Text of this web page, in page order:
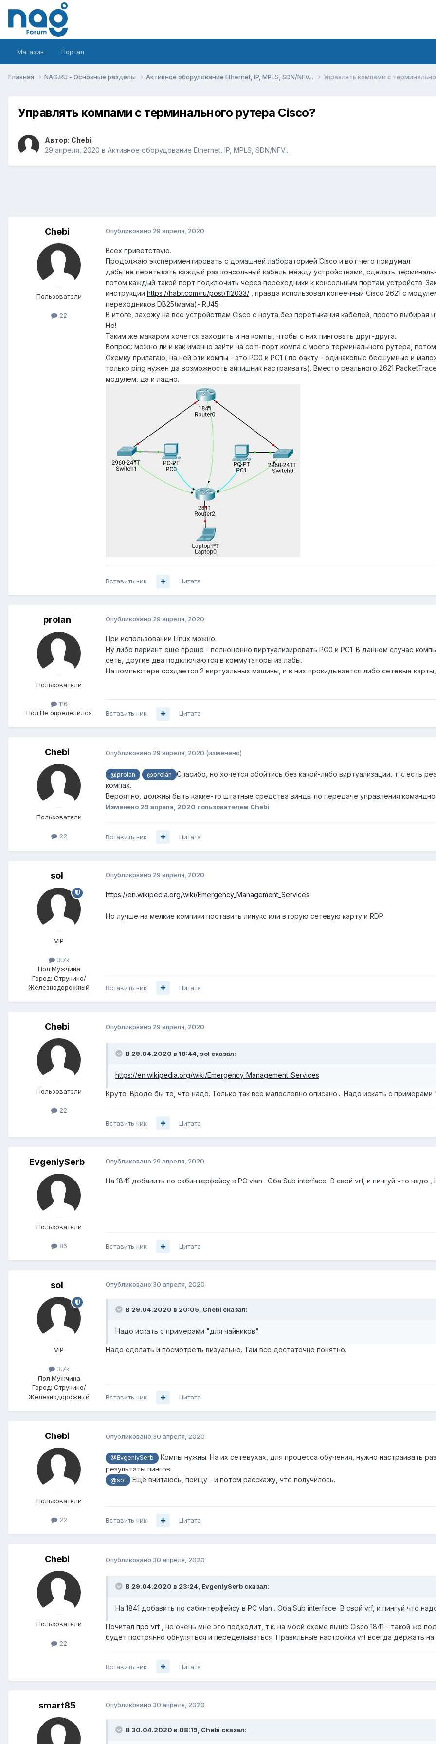
Магазин Портал
Главная NAG.RU - Основные разделы Активное оборудование Ethernet, IP, MPLS, SDN/NFV... Управлять компами с
Управлять компами с терминального рутера Cisco?
Автор: Chebi
29 апреля, 2020 в Активное оборудование Ethernet, IP, MPLS, SDN/NFV...
Chebi
Пользователи
22
Опубликовано 29 апреля, 2020
Всех приветствую.
Продолжаю экспериментировать с домашней лабораторией Cisco и вот чего придумал:
дабы не перетыкать каждый раз консольный кабель между устройствами, сделать
потом каждый такой порт подключить через переходники к консольным портам устройств.
инструкции https://habr.com/ru/post/112033/ , правда использовал копеечный Cisco 2621 с
переходников DB25(мама)- RJ45.
В итоге, захожу на все устройствам Cisco с ноута без перетыкания кабелей, просто выбирая
Но!
Таким же макаром хочется заходить и на компы, чтобы с них пинговать друг-друга.
Вопрос: можно ли и как именно зайти на com-порт компа с моего терминального рутера,
Схемку прилагаю, на ней эти компы - это PC0 и PC1 ( по факту - одинаковые бесшумные и
только ping нужен да возможность айпишник настраивать). Вместо реального 2621
модулем, да и ладно.
Вставить ник Цитата
prolan
Пользователи
116
Пол:Не определился
Опубликовано 29 апреля, 2020
При использовании Linux можно.
Ну либо вариант еще проще - полноценно виртуализировать PC0 и PC1. В данном случае
сеть, другие два подключаются в коммутаторы из лабы.
На компьютере создается 2 виртуальных машины, и в них прокидывается либо сетевые
Вставить ник Цитата
Chebi
Пользователи
22
Опубликовано 29 апреля, 2020 (изменено)
@prolan @prolan
Спасибо, но хочется обойтись без какой-либо виртуализации, т.к. есть
компах.
Вероятно, должны быть какие-то штатные средства винды по передаче управления
Изменено 29 апреля, 2020 пользователем Chebi
Вставить ник Цитата
sol
VIP
3.7k
Пол:Мужчина
Город: Струнино/
Железнодорожный
Опубликовано 29 апреля, 2020
https://en.wikipedia.org/wiki/Emergency_Management_Services
Но лучше на мелкие компики поставить линукс или вторую сетевую карту и RDP.
Вставить ник Цитата
Chebi
Пользователи
22
Опубликовано 29 апреля, 2020
В 29.04.2020 в 18:44, sol сказал:
https://en.wikipedia.org/wiki/Emergency_Management_Services
Круто. Вроде бы то, что надо. Только так всё малословно описано... Надо искать с примерами
Вставить ник Цитата
EvgeniySerb
Пользователи
86
Опубликовано 29 апреля, 2020
На 1841 добавить по сабинтерфейсу в PC vlan . Оба Sub interface В свой vrf, и пингуй что
Вставить ник Цитата
sol
VIP
3.7k
Пол:Мужчина
Город: Струнино/
Железнодорожный
Опубликовано 30 апреля, 2020
В 29.04.2020 в 20:05, Chebi сказал:
Надо искать с примерами "для чайников".
Надо сделать и посмотреть визуально. Там всё достаточно понятно.
Вставить ник Цитата
Chebi
Пользователи
22
Опубликовано 30 апреля, 2020
@EvgeniySerb
Компы нужны. На их сетевухах, для процесса обучения, нужно настраивать
результаты пингов.
@sol Ещё вчитаюсь, поищу - и потом расскажу, что получилось.
Вставить ник Цитата
Chebi
Пользователи
22
Опубликовано 30 апреля, 2020
В 29.04.2020 в 23:24, EvgeniySerb сказал:
На 1841 добавить по сабинтерфейсу в PC vlan . Оба Sub interface В свой vrf, и пингуй что
Почитал про vrf , не очень мне это подходит, т.к. на моей схеме выше Cisco 1841 - такой же
будет постоянно обнуляться и переделываться. Правильные настройки vrf всегда держать
Вставить ник Цитата
smart85 Опубликовано 30 апреля, 2020
В 30.04.2020 в 08:19, Chebi сказал: